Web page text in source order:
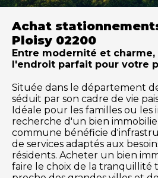
Achat
Ploisy 02200
Entre modernité et charme,
l'endroit parfait pour votre
Située dans le département
séduit par son cadre de vie
Idéale pour les familles ou les
recherche d'un bien
commune bénéficie
de services adaptés aux
résidents. Acheter un bien
faire le choix de la tranquillité